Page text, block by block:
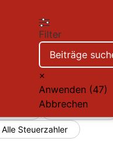
Filter
×
Anwenden (47)
Abbrechen
Arbeitnehmer
Alle Steuerzahler